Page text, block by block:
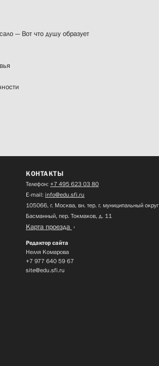
— Вот что душу образует
КОНТАКТЫ
Телефон: +7 495 623 03 80
E-mail: info@edu.sfi.ru
105066, г. Москва, вн. тер. г. муниципальный округ
Басманный, пер. Токмаков, д. 11
Карта проезда
Редактор сайта
Нелля Комарова
+7 977 640 59 67
site@edu.sfi.ru